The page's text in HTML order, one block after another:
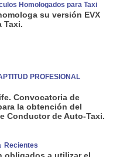
Homologados para Taxi
su versión EVX
Taxi.
PROFESIONAL
Convocatoria de
la obtención del
Conductor de Auto-Taxi.
Recientes
obligados a utilizar el